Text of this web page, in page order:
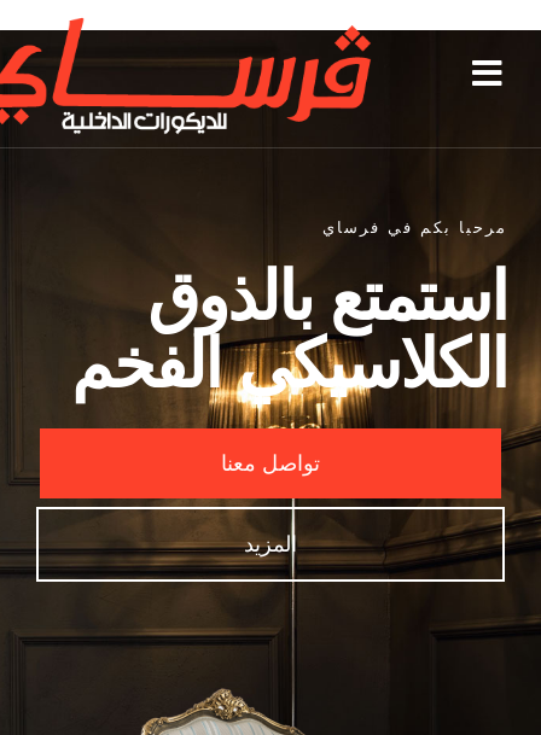
مرحبا بكم في فرساي
استمتع بالذوق
الكلاسيكي الفخم
تواصل معنا
المزيد